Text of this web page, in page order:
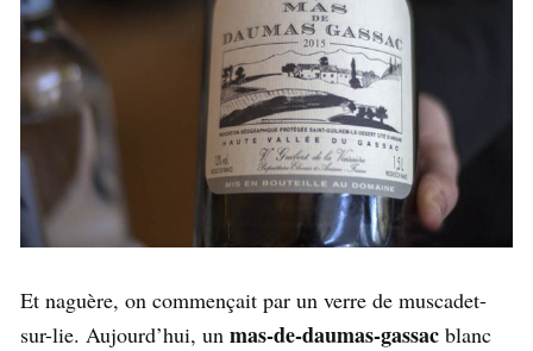
Et naguère, on commençait par un verre de muscadet-
sur-lie. Aujourd’hui, un mas-de-daumas-gassac blanc